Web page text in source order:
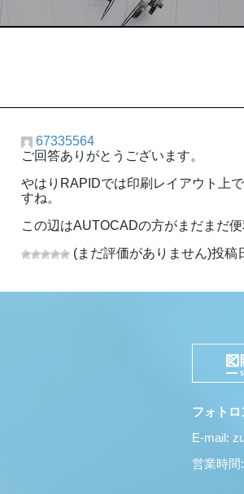
67335564
ご回答ありがとうございます。
やはりRAPIDでは印刷レイアウト上
すね。
この辺はAUTOCADの方がまだまだ便
(まだ評価がありません)投稿
フォト
E-mail:
営業時間